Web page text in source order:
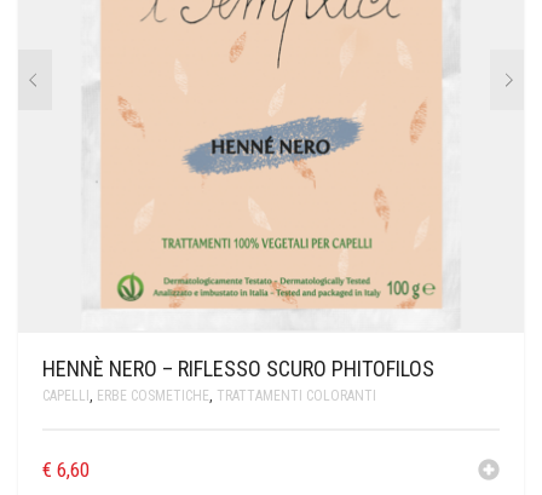
HENNÈ NERO – RIFLESSO SCURO PHITOFILOS
CAPELLI , ERBE COSMETICHE, TRATTAMENTI COLORANTI
€ 6,60